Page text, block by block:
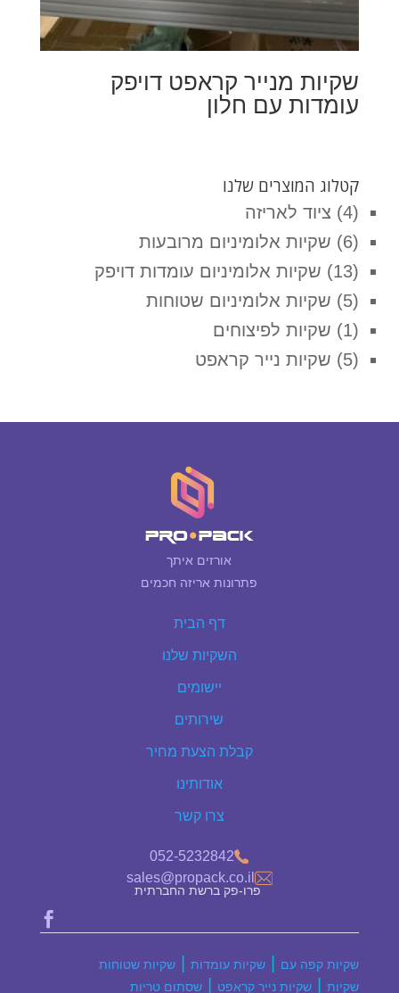
שקיות מנייר קראפט דויפק
עומדות עם חלון
קטלוג המוצרים שלנו
ציוד לאריזה (4)
שקיות אלומיניום מרובעות (6)
שקיות אלומיניום עומדות דויפק (13)
שקיות אלומיניום שטוחות (5)
שקיות לפיצוחים (1)
שקיות נייר קראפט (5)
אורזים איתך
פתרונות אריזה חכמים
דף הבית
השקיות שלנו
יישומים
שירותים
קבלת הצעת מחיר
אודותינו
צרו קשר
052-5232842
sales@propack.co.il

פרו-פק ברשת החברתית
שקיות שטוחות |שקיות עומדות
שקיות קפה עם
שסתום טריות
שקיות נייר קראפט |שקיות